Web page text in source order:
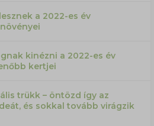
a 2022-es év
kinézni a 2022-es év
kertjei
trükk – öntözd így az
és sokkal tovább virágzik